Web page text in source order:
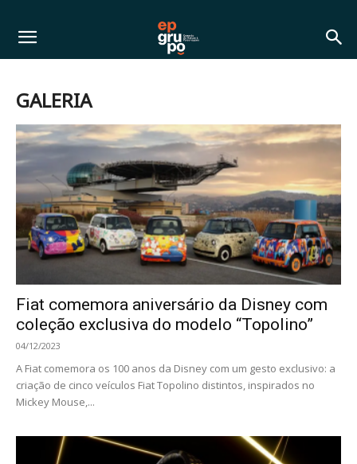
GALERIA
Fiat comemora aniversário da Disney com
coleção exclusiva do modelo “Topolino”
04/12/2023
A Fiat comemora os 100 anos da Disney com um gesto exclusivo: a
criação de cinco veículos Fiat Topolino distintos, inspirados no
Mickey Mouse,...